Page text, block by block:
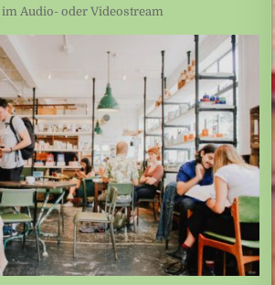
Audio- oder Videostream